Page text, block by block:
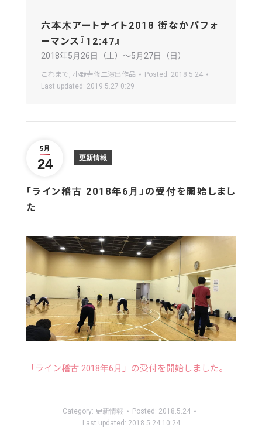
六本木アートナイト2018 街なかパフォ
ーマンス『12:47』
2018年5月26日（土）〜5月27日（日）
これまで, 小野寺修二演出作品 Posted: 2018.5.24
Last updated: 2019.5.27 0:29
5月
24 更新情報
「ライン稽古 2018年6月」の受付を開始しまし
た
「ライン稽古 2018年6月」の受付を開始しました。
Category: 更新情報 Posted: 2018.5.24
Last updated: 2018.5.24 10:24